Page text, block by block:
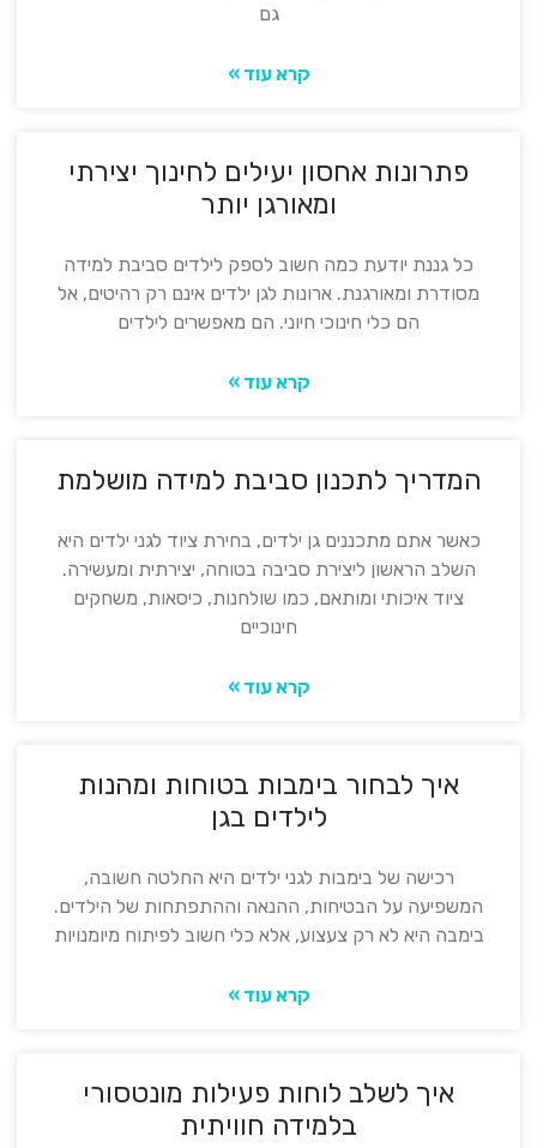
גם
קרא עוד »
פתרונות אחסון יעילים לחינוך יצירתי
ומאורגן יותר
כל גננת יודעת כמה חשוב לספק לילדים סביבת למידה
מסודרת ומאורגנת. ארונות לגן ילדים אינם רק רהיטים, אל
הם כלי חינוכי חיוני. הם מאפשרים לילדים
קרא עוד »
המדריך לתכנון סביבת למידה מושלמת
כאשר אתם מתכננים גן ילדים, בחירת ציוד לגני ילדים היא
השלב הראשון ליצירת סביבה בטוחה, יצירתית ומעשירה.
ציוד איכותי ומותאם, כמו שולחנות, כיסאות, משחקים
חינוכיים
קרא עוד »
איך לבחור בימבות בטוחות ומהנות
לילדים בגן
רכישה של בימבות לגני ילדים היא החלטה חשובה,
המשפיעה על הבטיחות, ההנאה וההתפתחות של הילדים.
בימבה היא לא רק צעצוע, אלא כלי חשוב לפיתוח מיומנויות
קרא עוד »
איך לשלב לוחות פעילות מונטסורי
בלמידה חוויתית